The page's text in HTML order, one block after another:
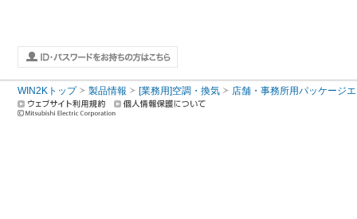
WIN2Kトップ 製品情報 [業務用]空調・換気 店舗・事務所用パッケージ